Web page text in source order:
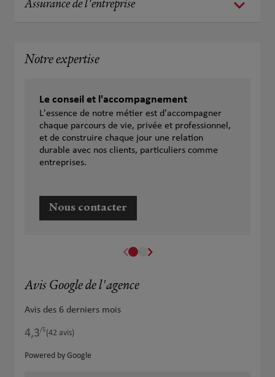
Assurance de l'entreprise
Notre expertise
Le conseil et l'accompagnement
L'essence de notre métier est d'accompagner
chaque parcours de vie, privée et professionnel,
et de construire chaque jour une relation
durable avec nos clients, particuliers comme
entreprises.
Nous contacter
Avis Google de l'agence
Avis des 6 derniers mois
4,3/5Note de 4.3 sur 5
(42 avis)
Powered by Google